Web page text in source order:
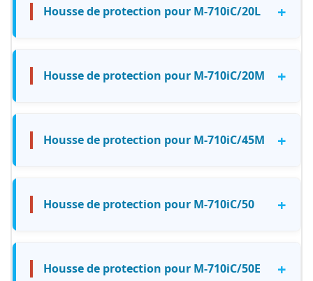
Housse de protection pour M-710iC/20L +
Housse de protection pour M-710iC/20M +
Housse de protection pour M-710iC/45M +
Housse de protection pour M-710iC/50 +
Housse de protection pour M-710iC/50E +